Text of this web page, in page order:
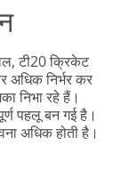
टी20 क्रिकेट
अधिक निर्भर कर
निभा रहे हैं।
पहलू बन गई है।
अधिक होती है।